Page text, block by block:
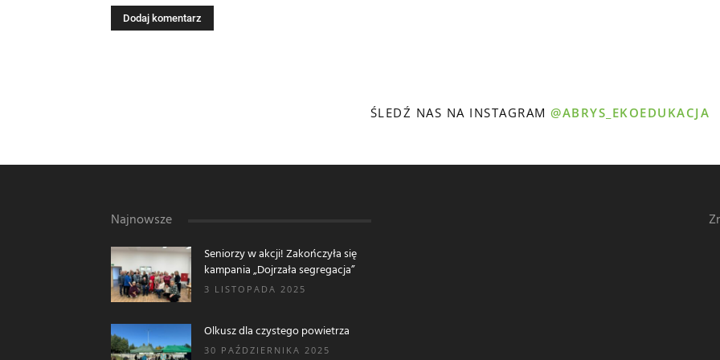
ŚLEDŹ NAS NA INSTAGRAM@ABRYS_EKOEDUKACJA
Najnowsze
Seniorzy w akcji! Zakończyła się
kampania „Dojrzała segregacja”
3 LISTOPADA 2025
Olkusz dla czystego powietrza
30 PAŹDZIERNIKA 2025